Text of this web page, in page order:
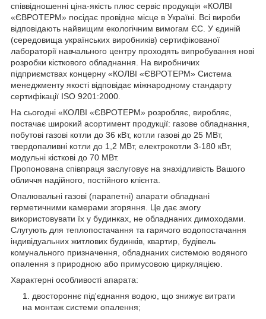
співвідношенні ціна-якість плюс сервіс продукція «КОЛВІ
«ЄВРОТЕРМ» посідає провідне місце в Україні. Всі вироби
відповідають найвищим екологічним вимогам ЄС. У єдиній
(середовища українських виробників) сертифікованої
лабораторії навчального центру проходять випробування нові
розробки кісткового обладнання. На виробничих
підприємствах концерну «КОЛВІ «ЄВРОТЕРМ» Система
менеджменту якості відповідає міжнародному стандарту
сертифікації ISO 9201:2000.
На сьогодні «КОЛВІ «ЄВРОТЕРМ» розробляє, виробляє,
постачає широкий асортимент продукції: газове обладнання,
побутові газові котли до 36 кВт, котли газові до 25 МВт,
твердопаливні котли до 1,2 МВт, електрокотли 3-180 кВт,
модульні кісткові до 70 МВт.
Пропонована співпраця заслуговує на знахідливість Вашого
обличчя надійного, постійного клієнта.
Опалювальні газові (парапетні) апарати обладнані
герметичними камерами згоряння. Це дає змогу
використовувати їх у будинках, не обладнаних димоходами.
Слугують для теплопостачання та гарячого водопостачання
індивідуальних житлових будинків, квартир, будівель
комунального призначення, обладнаних системою водяного
опалення з природною або примусовою циркуляцією.
Характерні особливості апарата:
двостороннє під'єднання водою, що знижує витрати
на монтаж системи опалення;